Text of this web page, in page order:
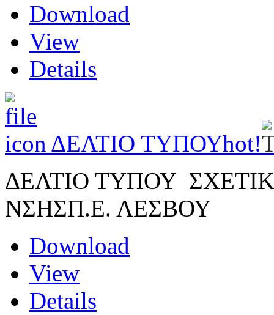
Download
View
Details
ΔΕΛΤΙΟ ΤΥΠΟΥhot!
ΔΕΛΤΙΟ ΤΥΠΟΥ
ΝΣΗΣΠ.Ε. ΛΕΣΒΟΥ
Download
View
Details